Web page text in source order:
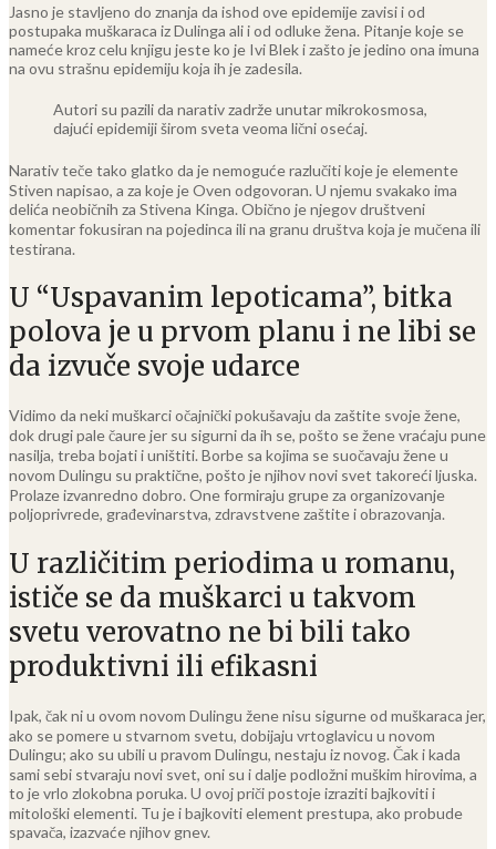
Jasno je stavljeno do znanja da ishod ove epidemije zavisi i od
postupaka muškaraca iz Dulinga ali i od odluke žena. Pitanje koje se
nameće kroz celu knjigu jeste ko je Ivi Blek i zašto je jedino ona imuna
na ovu strašnu epidemiju koja ih je zadesila.
Autori su pazili da narativ zadrže unutar mikrokosmosa,
dajući epidemiji širom sveta veoma lični osećaj.
Narativ teče tako glatko da je nemoguće razlučiti koje je elemente
Stiven napisao, a za koje je Oven odgovoran. U njemu svakako ima
delića neobičnih za Stivena Kinga. Obično je njegov društveni
komentar fokusiran na pojedinca ili na granu društva koja je mučena ili
testirana.
U “Uspavanim lepoticama”, bitka
polova je u prvom planu i ne libi se
da izvuče svoje udarce
Vidimo da neki muškarci očajnički pokušavaju da zaštite svoje žene,
dok drugi pale čaure jer su sigurni da ih se, pošto se žene vraćaju pune
nasilja, treba bojati i uništiti. Borbe sa kojima se suočavaju žene u
novom Dulingu su praktične, pošto je njihov novi svet takoreći ljuska.
Prolaze izvanredno dobro. One formiraju grupe za organizovanje
poljoprivrede, građevinarstva, zdravstvene zaštite i obrazovanja.
U različitim periodima u romanu,
ističe se da muškarci u takvom
svetu verovatno ne bi bili tako
produktivni ili efikasni
Ipak, čak ni u ovom novom Dulingu žene nisu sigurne od muškaraca jer,
ako se pomere u stvarnom svetu, dobijaju vrtoglavicu u novom
Dulingu; ako su ubili u pravom Dulingu, nestaju iz novog. Čak i kada
sami sebi stvaraju novi svet, oni su i dalje podložni muškim hirovima, a
to je vrlo zlokobna poruka. U ovoj priči postoje izraziti bajkoviti i
mitološki elementi. Tu je i bajkoviti element prestupa, ako probude
spavača, izazvaće njihov gnev.